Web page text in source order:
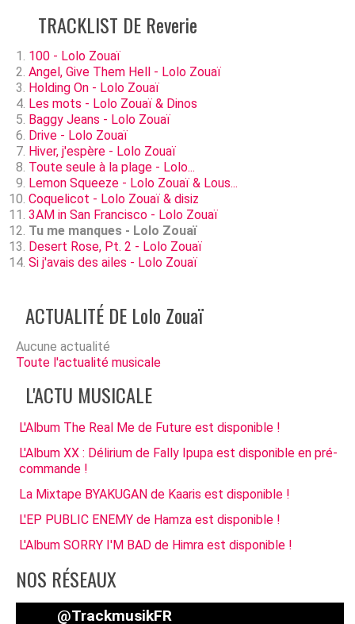
TRACKLIST DE Reverie
100 - Lolo Zouaï
Angel, Give Them Hell - Lolo Zouaï
Holding On - Lolo Zouaï
Les mots - Lolo Zouaï & Dinos
Baggy Jeans - Lolo Zouaï
Drive - Lolo Zouaï
Hiver, j'espère - Lolo Zouaï
Toute seule à la plage - Lolo...
Lemon Squeeze - Lolo Zouaï & Lous...
Coquelicot - Lolo Zouaï & disiz
3AM in San Francisco - Lolo Zouaï
Tu me manques - Lolo Zouaï
Desert Rose, Pt. 2 - Lolo Zouaï
Si j'avais des ailes - Lolo Zouaï
ACTUALITÉ DE Lolo Zouaï
Aucune actualité
Toute l'actualité musicale
L'ACTU MUSICALE
L'Album The Real Me de Future est disponible !
L'Album XX : Délirium de Fally Ipupa est disponible en pré-
commande !
La Mixtape BYAKUGAN de Kaaris est disponible !
L'EP PUBLIC ENEMY de Hamza est disponible !
L'Album SORRY I'M BAD de Himra est disponible !
NOS RÉSEAUX
@TrackmusikFR